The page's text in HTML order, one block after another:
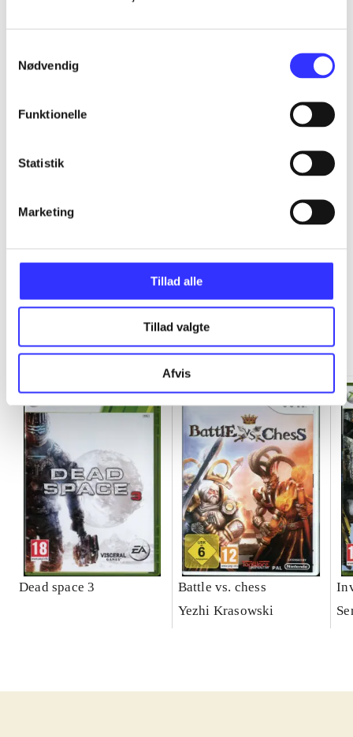
Nødvendig
Funktionelle
Statistik
Marketing
Tillad alle
Tillad valgte
Afvis
...
...
...
...
Dead space 3
Battle vs. chess
Yezhi Krasowski